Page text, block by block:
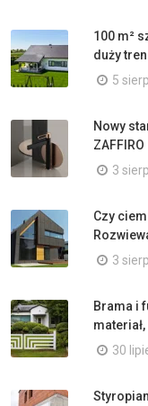
100 m²
duży
5
Nowy
ZAFFIRO
3
Czy
3
Brama i
30